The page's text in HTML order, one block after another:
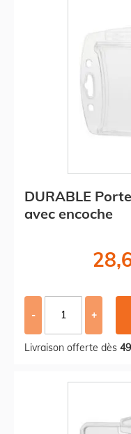
DURABLE
avec encoche
- +
Livraison offerte dès